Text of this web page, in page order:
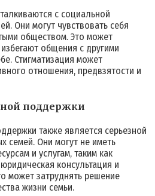
с социальной
Они могут чувствовать себя
обществом. Это может
общения с другими
Стигматизация может
отношения, предвзятости и
поддержки
также является серьезной
семей. Они могут не иметь
и услугам, таким как
консультация и
может затруднять решение
жизни семьи.